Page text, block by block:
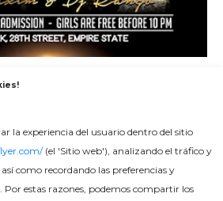
la experiencia del usuario dentro del sitio
(el 'Sitio web'), analizando el tráfico y
como recordando las preferencias y
Por estas razones, podemos compartir los